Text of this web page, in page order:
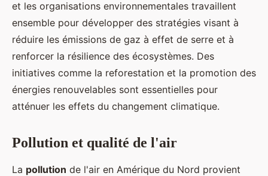
et les organisations environnementales travaillent
ensemble pour développer des stratégies visant à
réduire les émissions de gaz à effet de serre et à
renforcer la résilience des écosystèmes. Des
initiatives comme la reforestation et la promotion des
énergies renouvelables sont essentielles pour
atténuer les effets du changement climatique.
Pollution et qualité de l'air
La pollution de l'air en Amérique du Nord provient